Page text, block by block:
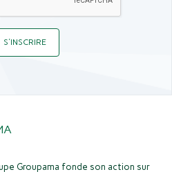
S'INSCRIRE
Groupama fonde son action sur